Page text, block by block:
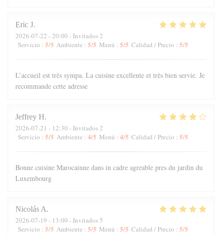
Eric J
2026-07-22 - 20:00 - Invitados 2
Servicio : 5/5 Ambiente : 5/5 Menú : 5/5 Calidad / Precio : 5/5
L’accueil est très sympa. La cuisine excellente et très bien servie. Je
recommande cette adresse
Jeffrey H
2026-07-21 - 12:30 - Invitados 2
Servicio : 5/5 Ambiente : 4/5 Menú : 4/5 Calidad / Precio : 5/5
Bonne cuisine Marocainne dans in cadre agreable pres du jardin du
Luxembourg
Nicolás A
2026-07-19 - 13:00 - Invitados 5
Servicio : 5/5 Ambiente : 5/5 Menú : 5/5 Calidad / Precio : 5/5